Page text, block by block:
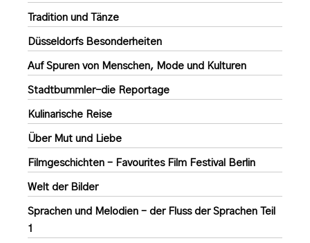
Tradition und Tänze
Düsseldorfs Besonderheiten
Auf Spuren von Menschen, Mode und Kulturen
Stadtbummler-die Reportage
Kulinarische Reise
Über Mut und Liebe
Filmgeschichten – Favourites Film Festival Berlin
Welt der Bilder
Sprachen und Melodien – der Fluss der Sprachen Teil
1